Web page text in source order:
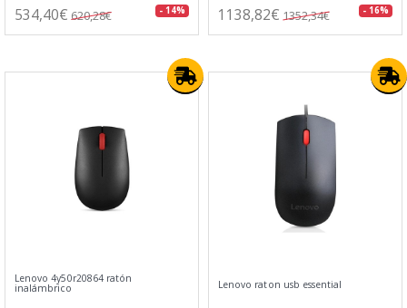
534,40€ 620,28€ - 14% 1138,82€ 1352,34€ - 16%
Lenovo 4y50r20864 ratón
inalámbrico Lenovo raton usb essential